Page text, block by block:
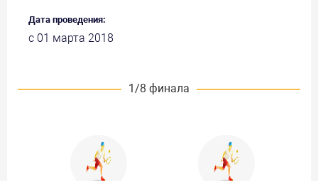
Дата проведения:
с 01 марта 2018
1/8 финала